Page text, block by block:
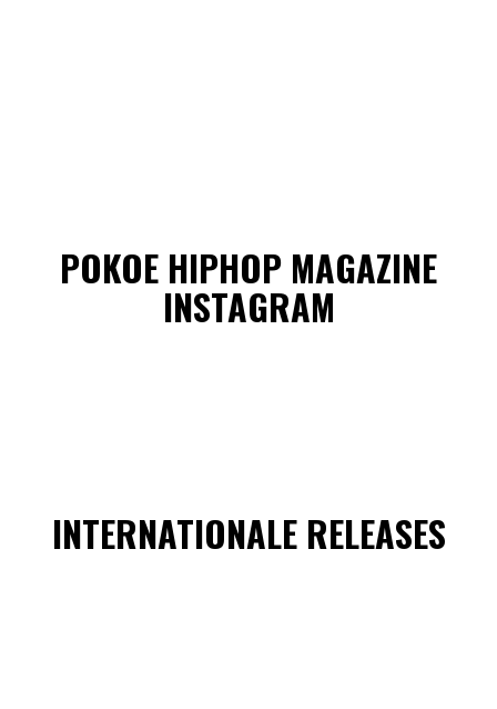
POKOE HIPHOP MAGAZINE
INSTAGRAM
INTERNATIONALE RELEASES